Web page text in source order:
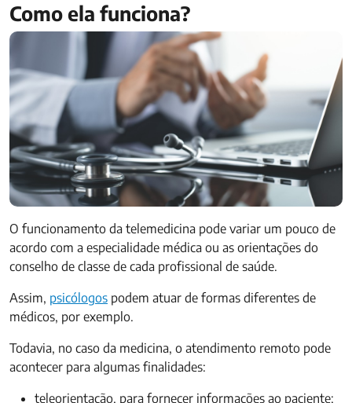
Como ela funciona?
O funcionamento da telemedicina pode variar um pouco de
acordo com a especialidade médica ou as orientações do
conselho de classe de cada profissional de saúde.
Assim, psicólogos podem atuar de formas diferentes de
médicos, por exemplo.
Todavia, no caso da medicina, o atendimento remoto pode
acontecer para algumas finalidades:
teleorientação, para fornecer informações ao paciente;